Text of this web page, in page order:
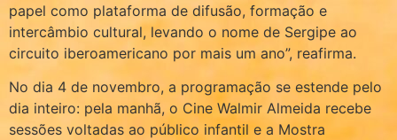
papel como plataforma de difusão, formação e
intercâmbio cultural, levando o nome de Sergipe ao
circuito iberoamericano por mais um ano”, reafirma.
No dia 4 de novembro, a programação se estende pelo
dia inteiro: pela manhã, o Cine Walmir Almeida recebe
sessões voltadas ao público infantil e a Mostra